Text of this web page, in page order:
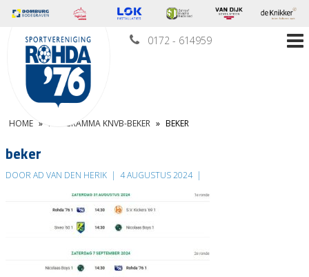
0172 - 614959
HOME » PROGRAMMA KNVB-BEKER » BEKER
beker
DOOR AD VAN DEN HERIK | 4 AUGUSTUS 2024 |